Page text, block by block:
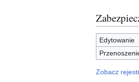
Edytowanie
Zobacz